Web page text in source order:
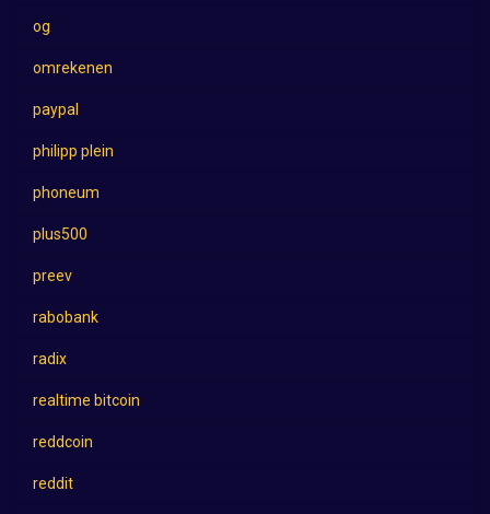
og
omrekenen
paypal
philipp plein
phoneum
plus500
preev
rabobank
radix
realtime bitcoin
reddcoin
reddit